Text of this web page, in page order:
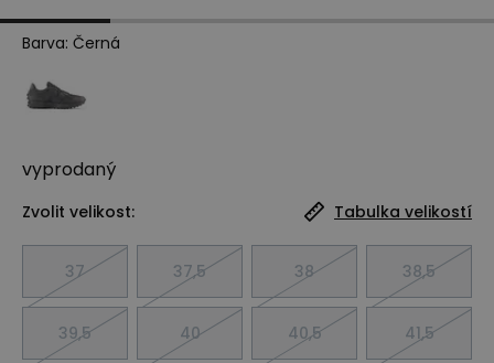
Barva: Černá
vyprodaný
Zvolit velikost: Tabulka velikostí
37 37,5 38 38,5
39,5 40 40,5 41,5